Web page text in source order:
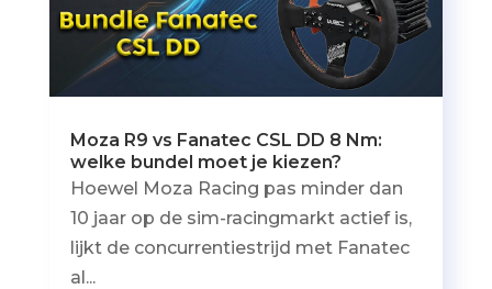
Moza R9 vs Fanatec CSL DD 8 Nm:
welke bundel moet je kiezen?
Hoewel Moza Racing pas minder dan
10 jaar op de sim-racingmarkt actief is,
lijkt de concurrentiestrijd met Fanatec
al...